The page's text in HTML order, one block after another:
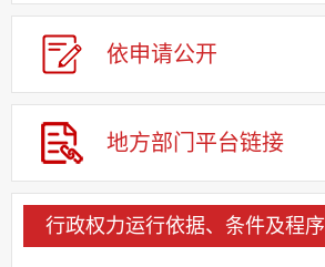
公务员及事业单位招录
应急管理
回应关切
监督保障
其他法定信息
依申请公开
地方部门平台链接
行政权力运行依据、条件及程序